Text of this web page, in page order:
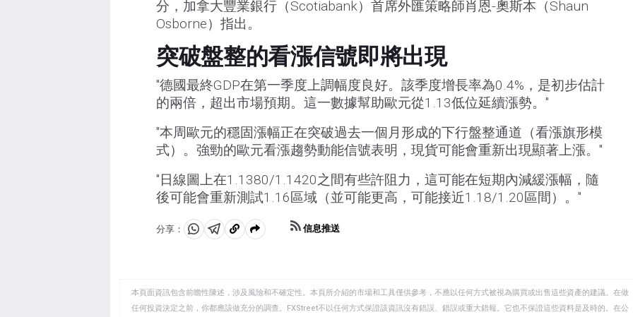
分，加拿大豐業銀行（Scotiabank）首席外匯策略師肖恩-奧斯本（Shaun
Osborne）指出。
突破盤整的看漲信號即將出現
"德國最終GDP在第一季度上調幅度良好。該季度增長率為0.4%，是初步估計
的兩倍，超出市場預期。這一數據幫助歐元從1.13低位延續漲勢。"
"本周歐元的穩固漲幅正在突破過去一個月形成的下行盤整通道（看漲旗形模
式）。強勁的歐元看漲趨勢動能信號表明，現貨可能會重新出現顯著上漲。"
"日線圖上在1.1380/1.1420之間有些許阻力，這可能在短期內減緩漲幅，隨
後可能會重新測試1.16區域（並可能更高，可能接近1.18/1.20區間）。"
分享：
分
WhatsApp
分
Telegram
複
剪
貼
信息推送
本頁面資訊包含前瞻性陳述，涉及風險和不確定性。本頁所介紹的市場和工具僅供參考，不應以任何方式被視為購買或出售這些資產的建議。在做
任何投資決定之前，你都應該做充分的調查。FXStreet不以任何方式保證該資訊沒有錯誤、錯誤或重大錯報。它也不保證這些資料是及時的。在公